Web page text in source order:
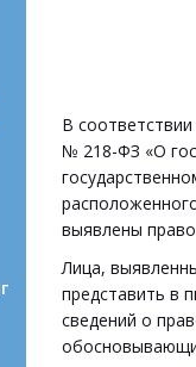
В
№ 218-ФЗ «О
выявлены
Лица,
представить в
сведений о